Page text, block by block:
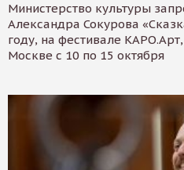
Министерство культуры
Александра Сокурова
году, на фестивале
Москве с 10 по 15 октября